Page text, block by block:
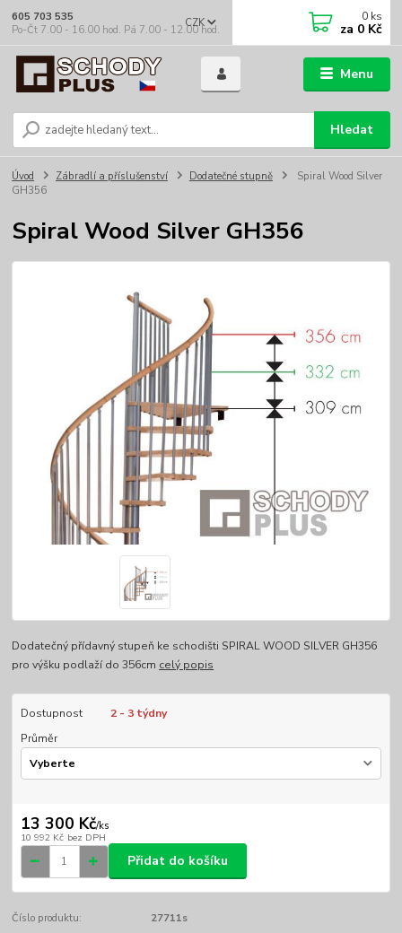
Menu
CZK
Hledat
605 703 535
Po-Čt 7.00 - 16.00 hod. Pá 7.00 - 12.00 hod.
0 ks
za 0 Kč
Úvod Zábradlí a příslušenství Dodatečné stupně
Spiral Wood Silver
GH356
Spiral Wood Silver GH356
Dodatečný přídavný stupeň ke schodišti SPIRAL WOOD SILVER GH356
pro výšku podlaží do 356cm celý popis
Dostupnost
2 - 3 týdny
Průměr
13 300 Kč/ks
10 992 Kč bez DPH
Přidat do košíku
Číslo produktu: 27711s